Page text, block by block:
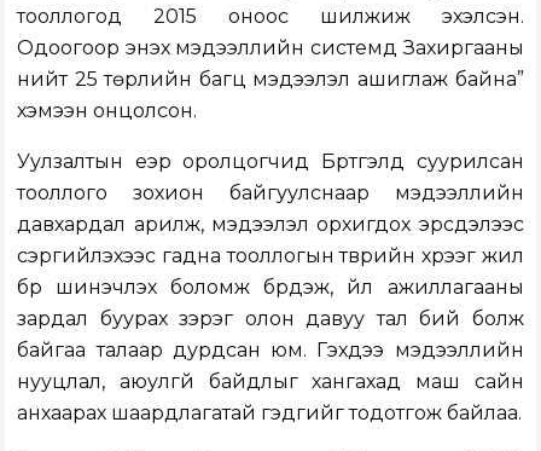
тооллогод 2015 оноос шилжиж эхэлсэн.
Одоогоор энэхүү мэдээллийн системд Захиргааны
нийт 25 төрлийн багц мэдээлэл ашиглаж байна”
хэмээн онцолсон.
Уулзалтын үеэр оролцогчид Бүртгэлд суурилсан
тооллого зохион байгуулснаар мэдээллийн
давхардал арилж, мэдээлэл орхигдох эрсдэлээс
сэргийлэхээс гадна тооллогын түүврийн хүрээг жил
бүр шинэчлэх боломж бүрдэж, үйл ажиллагааны
зардал буурах зэрэг олон давуу тал бий болж
байгаа талаар дурдсан юм. Гэхдээ мэдээллийн
нууцлал, аюулгүй байдлыг хангахад маш сайн
анхаарах шаардлагатай гэдгийг тодотгож байлаа.